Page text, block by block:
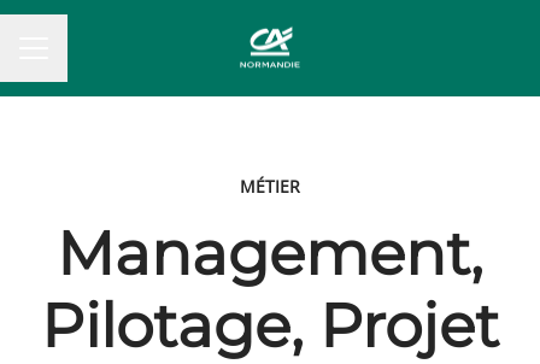
MÉTIER
Management,
Pilotage, Projet